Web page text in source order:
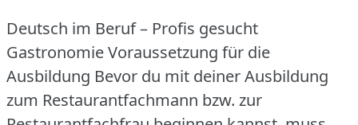
Deutsch im Beruf – Profis gesucht
Gastronomie Voraussetzung für die
Ausbildung Bevor du mit deiner Ausbildung
zum Restaurantfachmann bzw. zur